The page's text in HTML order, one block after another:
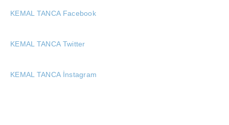
KEMAL TANCA Facebook
KEMAL TANCA Twitter
KEMAL TANCA İnstagram